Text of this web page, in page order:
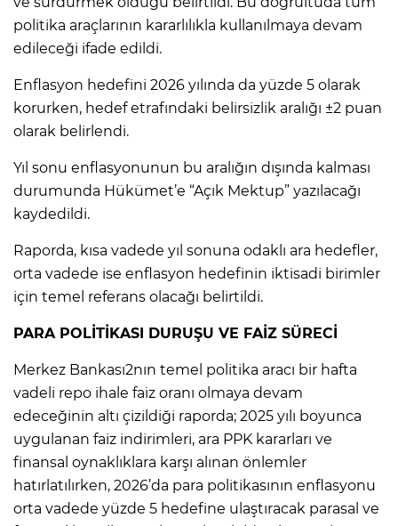
politika araçlarının kararlılıkla kullanılmaya devam
edileceği ifade edildi.
Enflasyon hedefini 2026 yılında da yüzde 5 olarak
korurken, hedef etrafındaki belirsizlik aralığı ±2 puan
olarak belirlendi.
Yıl sonu enflasyonunun bu aralığın dışında kalması
durumunda Hükümet’e “Açık Mektup” yazılacağı
kaydedildi.
Raporda, kısa vadede yıl sonuna odaklı ara hedefler,
orta vadede ise enflasyon hedefinin iktisadi birimler
için temel referans olacağı belirtildi.
PARA POLİTİKASI DURUŞU VE FAİZ SÜRECİ
Merkez Bankası2nın temel politika aracı bir hafta
vadeli repo ihale faiz oranı olmaya devam
edeceğinin altı çizildiği raporda; 2025 yılı boyunca
uygulanan faiz indirimleri, ara PPK kararları ve
finansal oynaklıklara karşı alınan önlemler
hatırlatılırken, 2026’da para politikasının enflasyonu
orta vadede yüzde 5 hedefine ulaştıracak parasal ve